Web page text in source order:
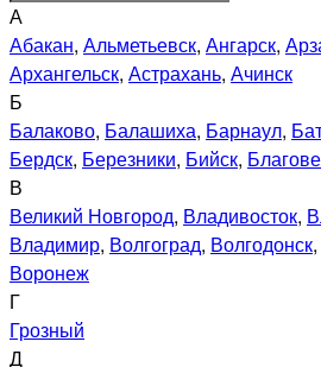
А
Абакан, Альметьевск, Ангарск,
Архангельск, Астрахань, Ачинск
Б
Балаково, Балашиха, Барнаул,
Бердск, Березники, Бийск,
В
Великий Новгород, Владивосток,
Владимир, Волгоград, Волгодонск,
Воронеж
Г
Грозный
Д